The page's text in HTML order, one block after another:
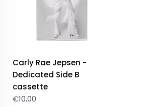
Carly Rae Jepsen -
Dedicated Side B
cassette
€10,00